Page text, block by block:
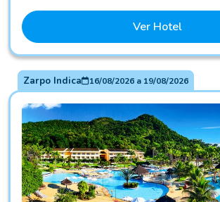
Ver Hotel
Zarpo Indica 16/08/2026a 19/08/2026